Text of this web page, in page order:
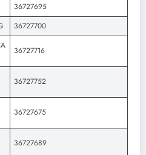
36727695
36727700
36727716
36727752
36727675
36727689